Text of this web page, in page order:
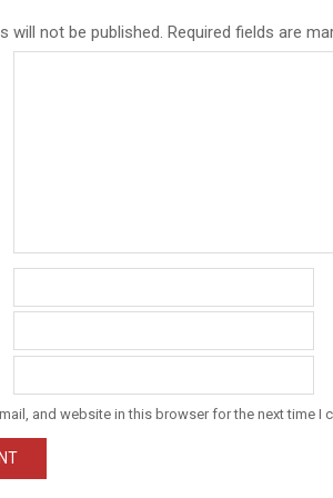
will not be published. Required fields are
and website in this browser for the next time I